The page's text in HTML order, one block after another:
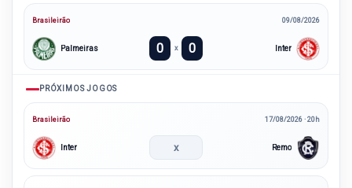
Brasileirão 09/08/2026
Palmeiras 0 x 0 Inter
PRÓXIMOS JOGOS
Brasileirão 17/08/2026 · 20h
Inter x Remo